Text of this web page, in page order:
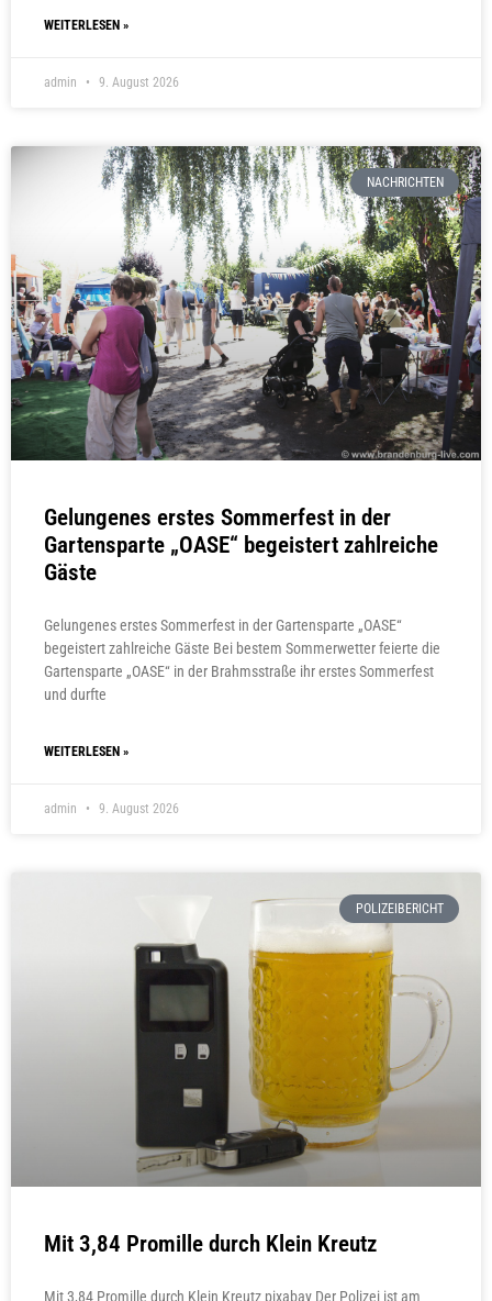
WEITERLESEN »
admin 9. August 2026
NACHRICHTEN
Gelungenes erstes Sommerfest in der
Gartensparte „OASE“ begeistert zahlreiche
Gäste
Gelungenes erstes Sommerfest in der Gartensparte „OASE“
begeistert zahlreiche Gäste Bei bestem Sommerwetter feierte die
Gartensparte „OASE“ in der Brahmsstraße ihr erstes Sommerfest
und durfte
WEITERLESEN »
admin 9. August 2026
POLIZEIBERICHT
Mit 3,84 Promille durch Klein Kreutz
Mit 3,84 Promille durch Klein Kreutz pixabay Der Polizei ist am